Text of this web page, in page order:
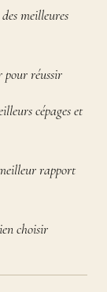
meilleures
pour réussir
cépages et
rapport
choisir